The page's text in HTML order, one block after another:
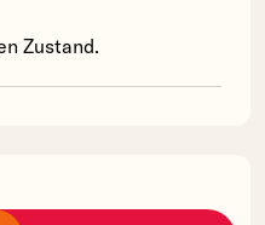
Zustand.